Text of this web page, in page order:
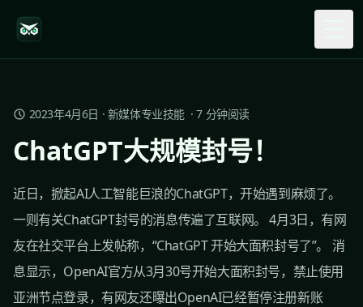
2023年4月6日 · 新媒体专业技能 ·7 分钟阅读
ChatGPT大规模封号！
近日，掀起AI人工智能巨浪的ChatGPT，开始遇到麻烦了。
一则有关ChatGPT封号的消息传遍了互联网。 4月3日，有网
友在社交平台上发帖称，“ChatGPT 开始大面积封号了”。 消
息显示，OpenAI官方从3月30号开始大面积封号，禁止使用
亚洲节点登录，有网友还曝出OpenAI已经暂停注册新账